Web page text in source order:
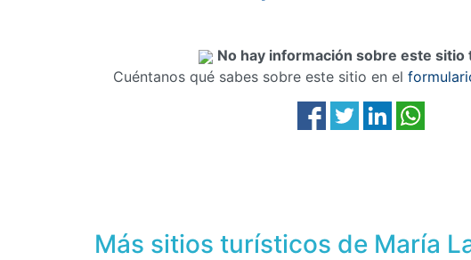
No hay información sobre este sitio
Cuéntanos qué sabes sobre este sitio en el
Más sitios turísticos de María